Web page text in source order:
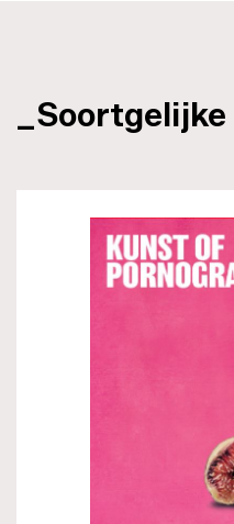
_Soortgelijke